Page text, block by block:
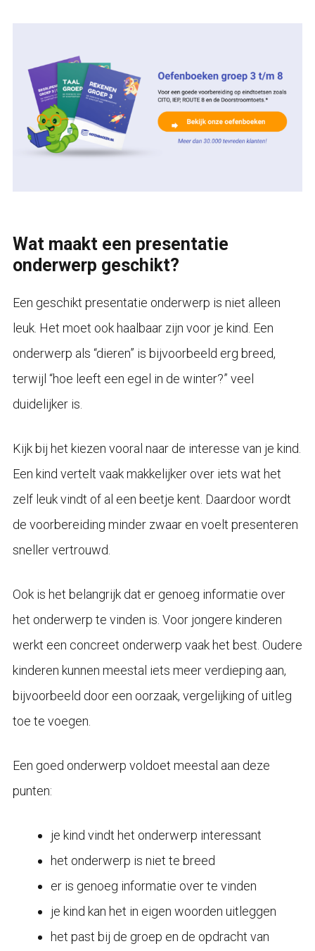
Wat maakt een presentatie
onderwerp geschikt?
Een geschikt presentatie onderwerp is niet alleen
leuk. Het moet ook haalbaar zijn voor je kind. Een
onderwerp als “dieren” is bijvoorbeeld erg breed,
terwijl “hoe leeft een egel in de winter?” veel
duidelijker is.
Kijk bij het kiezen vooral naar de interesse van je kind.
Een kind vertelt vaak makkelijker over iets wat het
zelf leuk vindt of al een beetje kent. Daardoor wordt
de voorbereiding minder zwaar en voelt presenteren
sneller vertrouwd.
Ook is het belangrijk dat er genoeg informatie over
het onderwerp te vinden is. Voor jongere kinderen
werkt een concreet onderwerp vaak het best. Oudere
kinderen kunnen meestal iets meer verdieping aan,
bijvoorbeeld door een oorzaak, vergelijking of uitleg
toe te voegen.
Een goed onderwerp voldoet meestal aan deze
punten:
je kind vindt het onderwerp interessant
het onderwerp is niet te breed
er is genoeg informatie over te vinden
je kind kan het in eigen woorden uitleggen
het past bij de groep en de opdracht van